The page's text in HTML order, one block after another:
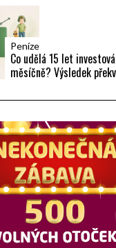
Peníze
Co udělá 15 let
měsíčně? Výsledek